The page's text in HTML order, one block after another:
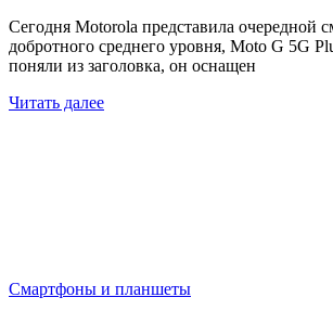
Сегодня Motorola представила очередной
добротного среднего уровня, Moto G 5G
поняли из заголовка, он оснащен
Читать далее
Смартфоны и планшеты